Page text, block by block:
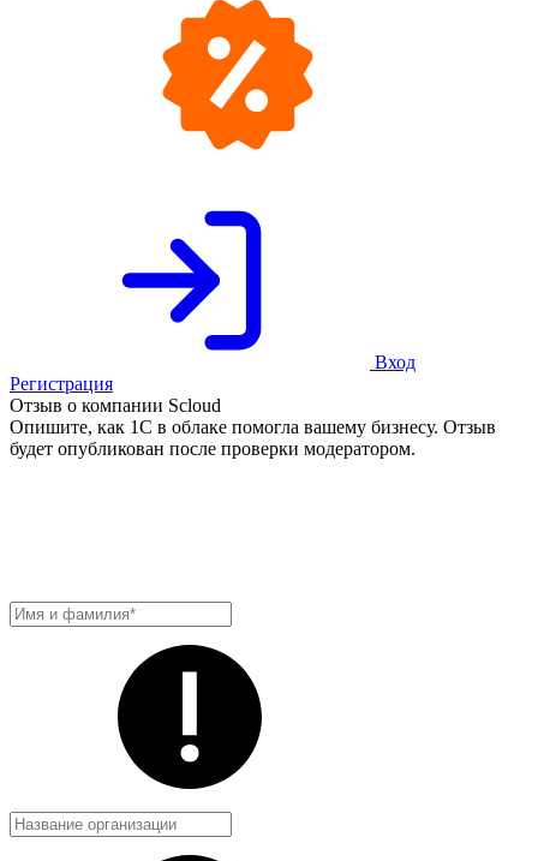
Вход
Регистрация
Отзыв о компании Scloud
Опишите, как 1С в облаке помогла вашему бизнесу. Отзыв
будет опубликован после проверки модератором.